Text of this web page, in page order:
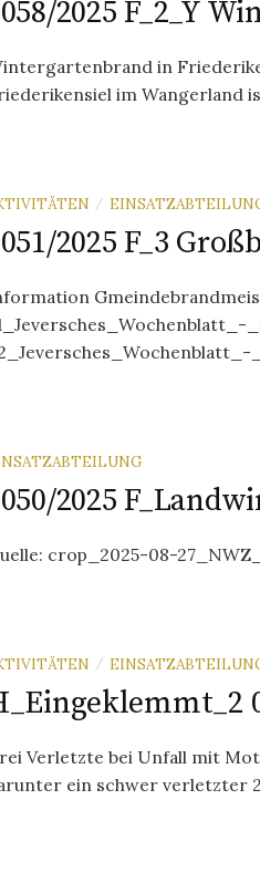
2025 F_2_Y
in
im Wangerland
/
2025 F_3
2025
crop_2025-08-
/
Verletzte bei Unfall mit
ein schwer verletzter